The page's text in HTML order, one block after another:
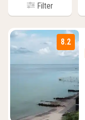
Filter
8.2